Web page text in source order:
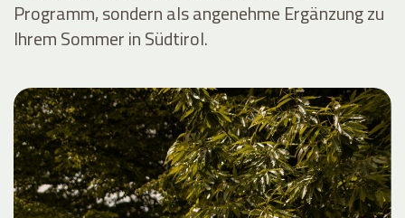
Programm, sondern als angenehme Ergänzung zu
Ihrem Sommer in Südtirol.